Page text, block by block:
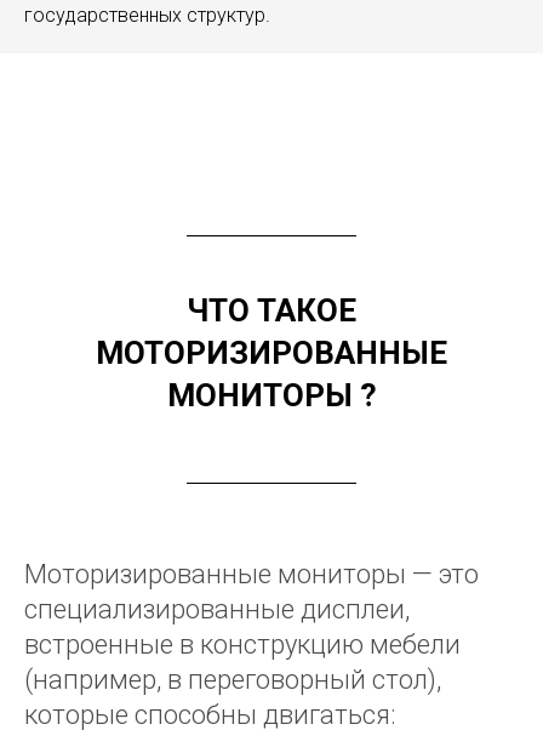
государственных структур.
ЧТО ТАКОЕ
МОТОРИЗИРОВАННЫЕ
МОНИТОРЫ ?
Моторизированные мониторы — это
специализированные дисплеи,
встроенные в конструкцию мебели
(например, в переговорный стол),
которые способны двигаться: